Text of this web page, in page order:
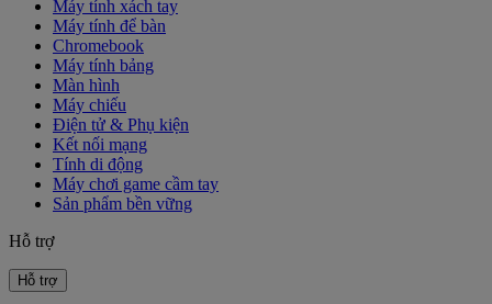
Máy tính xách tay
Máy tính để bàn
Chromebook
Máy tính bảng
Màn hình
Máy chiếu
Điện tử & Phụ kiện
Kết nối mạng
Tính di động
Máy chơi game cầm tay
Sản phẩm bền vững
Hỗ trợ
Hỗ trợ